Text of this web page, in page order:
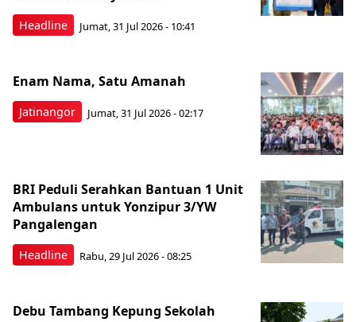
Headline Jumat, 31 Jul 2026 - 10:41
Jatinangor
Enam Nama, Satu Amanah
Jumat, 31 Jul 2026 - 02:17
Headline
BRI Peduli Serahkan Bantuan 1 Unit
Ambulans untuk Yonzipur 3/YW
Pangalengan
Rabu, 29 Jul 2026 - 08:25
Debu Tambang Kepung Sekolah